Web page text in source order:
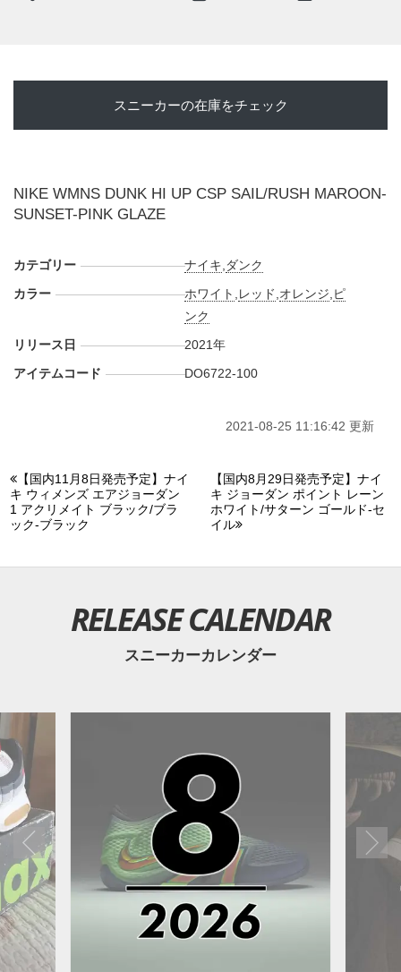
スニーカーの在庫をチェック
NIKE WMNS DUNK HI UP CSP SAIL/RUSH MAROON-
SUNSET-PINK GLAZE
カテゴリー ナイキ ダンク
カラー
ホワイト レッド オレンジ ピ
ンク
リリース日
2021年
アイテムコード
DO6722-100
2021-08-25 11:16:42 更新
【国内11月8日発売予定】ナイ
キ ウィメンズ エアジョーダン
1 アクリメイト ブラック/ブラ
ック-ブラック
【国内8月29日発売予定】ナイ
キ ジョーダン ポイント レーン
ホワイト/サターン ゴールド-セ
イル
RELEASE CALENDAR
スニーカーカレンダー